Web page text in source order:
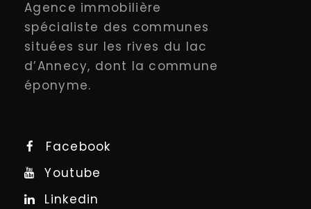
Agence immobilière
spécialiste des communes
situées sur les rives du lac
d’Annecy, dont la commune
éponyme.
Facebook
Youtube
Linkedin